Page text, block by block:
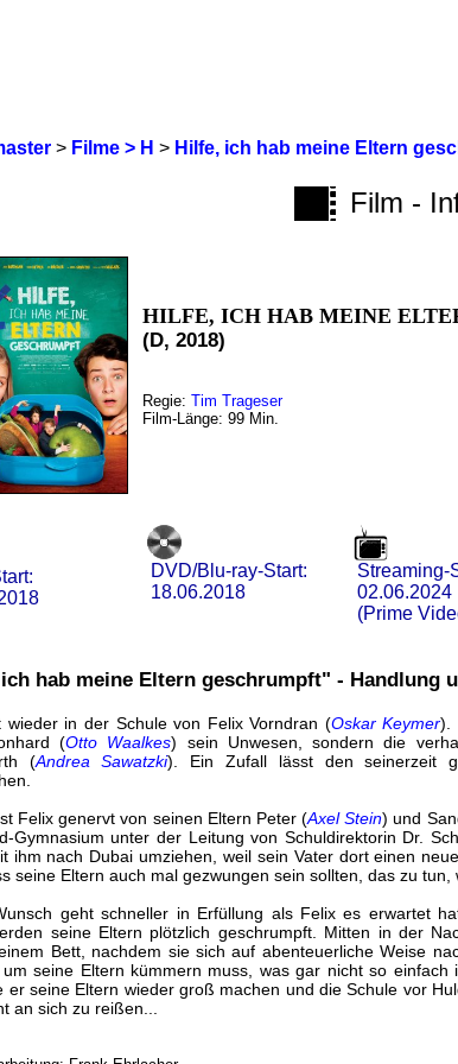
> Filme > H > Hilfe, ich hab meine Eltern
Film -
HILFE, ICH HAB MEINE
(D, 2018)
Regie: Tim Trageser
Film-Länge: 99 Min.
DVD/Blu-ray-Start:
18.06.2018
Streaming-
02.06.2024
(Prime
hab meine Eltern geschrumpft" - Handlung
wieder in der Schule von Felix Vorndran (Oskar Keymer).
(Otto Waalkes) sein Unwesen, sondern die
(Andrea Sawatzki). Ein Zufall lässt den seinerzeit
Felix genervt von seinen Eltern Peter (Axel Stein) und
Gymnasium unter der Leitung von Schuldirektorin Dr.
ihm nach Dubai umziehen, weil sein Vater dort einen
seine Eltern auch mal gezwungen sein sollten, das zu tun,
geht schneller in Erfüllung als Felix es erwartet
seine Eltern plötzlich geschrumpft. Mitten in der
Bett, nachdem sie sich auf abenteuerliche Weise
seine Eltern kümmern muss, was gar nicht so
er seine Eltern wieder groß machen und die Schule vor
an sich zu reißen...